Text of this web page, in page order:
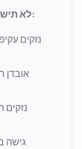
PROCESSFLOW, INC. לא תישא באחריות בגין:
נזקים
אובדן
גישה